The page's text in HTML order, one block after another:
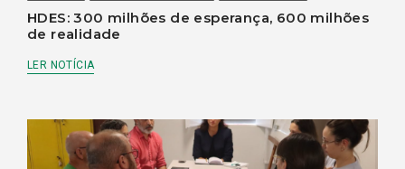
HDES: 300 milhões de esperança, 600 milhões
de realidade
LER NOTÍCIA